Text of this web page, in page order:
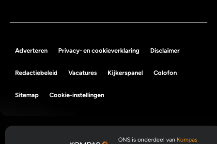
Adverteren Privacy- en cookieverklaring Disclaimer
Redactiebeleid Vacatures Kijkerspanel Colofon
Sitemap Cookie-instellingen
ONS is onderdeel van Kompas